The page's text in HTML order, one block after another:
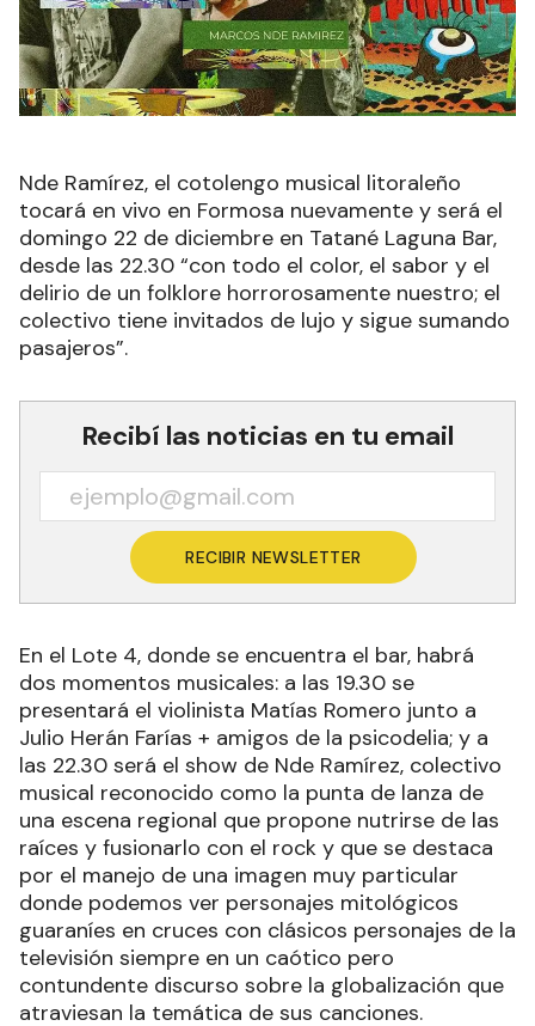
Nde Ramírez, el cotolengo musical litoraleño
tocará en vivo en Formosa nuevamente y será el
domingo 22 de diciembre en Tatané Laguna Bar,
desde las 22.30 “con todo el color, el sabor y el
delirio de un folklore horrorosamente nuestro; el
colectivo tiene invitados de lujo y sigue sumando
pasajeros”.
Recibí las noticias en tu email
RECIBIR NEWSLETTER
En el Lote 4, donde se encuentra el bar, habrá
dos momentos musicales: a las 19.30 se
presentará el violinista Matías Romero junto a
Julio Herán Farías + amigos de la psicodelia; y a
las 22.30 será el show de Nde Ramírez, colectivo
musical reconocido como la punta de lanza de
una escena regional que propone nutrirse de las
raíces y fusionarlo con el rock y que se destaca
por el manejo de una imagen muy particular
donde podemos ver personajes mitológicos
guaraníes en cruces con clásicos personajes de la
televisión siempre en un caótico pero
contundente discurso sobre la globalización que
atraviesan la temática de sus canciones.